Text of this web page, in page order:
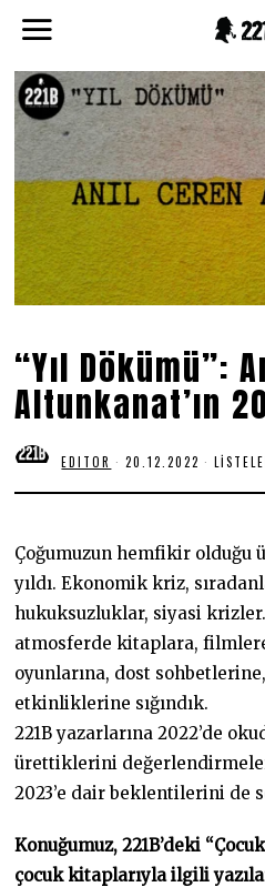
“Yıl Dökümü”:
Altunkanat’ın
EDITOR 20.12.2022 2
.
.
2
0
2
2
Çoğumuzun hemfikir olduğu
yıldı. Ekonomik kriz,
hukuksuzluklar, siyasi
atmosferde kitaplara,
oyunlarına, dost
etkinliklerine sığındık.
221B yazarlarına 2022’de
ürettiklerini
2023’e dair beklentilerini de
Konuğumuz, 221B’deki
çocuk kitaplarıyla ilgili